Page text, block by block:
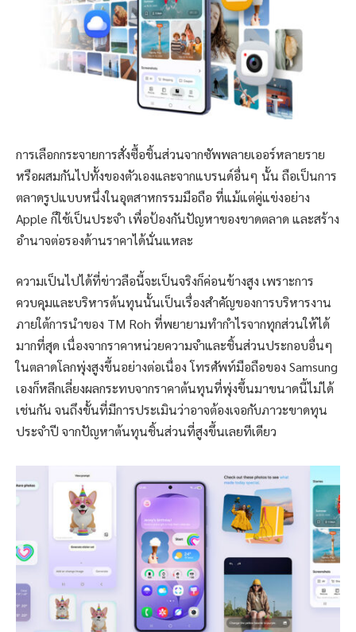
การเลือกกระจายการสั่งซื้อชิ้นส่วนจากซัพพลายเออร์หลายราย
หรือผสมกันไปทั้งของตัวเองและจากแบรนด์อื่นๆ นั้น ถือเป็นการ
ตลาดรูปแบบหนึ่งในอุตสาหกรรมมือถือ ที่แม้แต่คู่แข่งอย่าง
Apple ก็ใช้เป็นประจำ เพื่อป้องกันปัญหาของขาดตลาด และสร้าง
อำนาจต่อรองด้านราคาได้นั่นแหละ
ความเป็นไปได้ที่ข่าวลือนี้จะเป็นจริงก็ค่อนข้างสูง เพราะการ
ควบคุมและบริหารต้นทุนนั้นเป็นเรื่องสำคัญของการบริหารงาน
ภายใต้การนำของ TM Roh ที่พยายามทำกำไรจากทุกส่วนให้ได้
มากที่สุด เนื่องจากราคาหน่วยความจำและชิ้นส่วนประกอบอื่นๆ
ในตลาดโลกพุ่งสูงขึ้นอย่างต่อเนื่อง โทรศัพท์มือถือของ Samsung
เองก็หลีกเลี่ยงผลกระทบจากราคาต้นทุนที่พุ่งขึ้นมาขนาดนี้ไม่ได้
เช่นกัน จนถึงขั้นที่มีการประเมินว่าอาจต้องเจอกับภาวะขาดทุน
ประจำปี จากปัญหาต้นทุนชิ้นส่วนที่สูงขึ้นเลยทีเดียว